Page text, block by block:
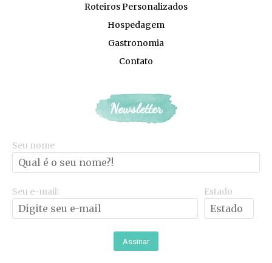
Roteiros Personalizados
Hospedagem
Gastronomia
Contato
Newsletter
Seu nome
Seu e-mail: Estado